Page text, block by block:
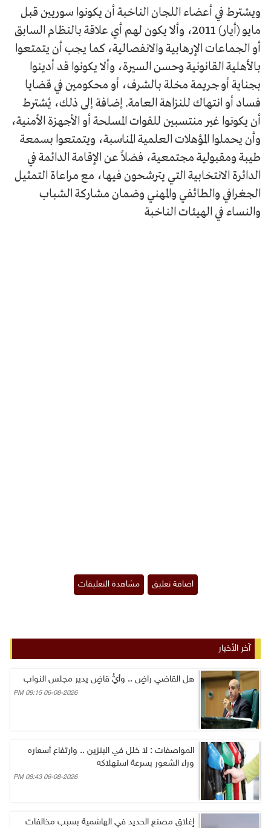
ويشترط في أعضاء اللجان الناخبة أن يكونوا سوريين قبل
مايو (أيار) 2011، وألا يكون لهم أي علاقة بالنظام السابق
أو الجماعات الإرهابية والانفصالية، كما يجب أن يتمتعوا
بالأهلية القانونية وحسن السيرة، وألا يكونوا قد أدينوا
بجناية أو جريمة مخلة بالشرف، أو محكومين في قضايا
فساد أو انتهاك للنزاهة العامة. إضافة إلى ذلك، يُشترط
أن يكونوا غير منتسبين للقوات المسلحة أو الأجهزة الأمنية،
وأن يحملوا المؤهلات العلمية المناسبة، ويتمتعوا بسمعة
طيبة ومقبولية مجتمعية، فضلاً عن الإقامة الدائمة في
الدائرة الانتخابية التي يترشحون فيها، مع مراعاة التمثيل
الجغرافي والطائفي والمهني وضمان مشاركة الشباب
والنساء في الهيئات الناخبة
آخر الأخبار
هل القاضي راضٍ .. وأيُّ قاضٍ يدير مجلس النواب
06-08-2026 09:15 PM
المواصفات : لا خلل في البنزين .. وارتفاع أسعاره
وراء الشعور بسرعة استهلاكه
06-08-2026 08:43 PM
إغلاق مصنع الحديد في الهاشمية بسبب مخالفات